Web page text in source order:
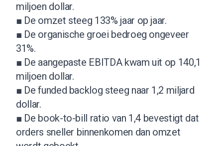
miljoen dollar.
■ De omzet steeg 133% jaar op jaar.
■ De organische groei bedroeg ongeveer
31%.
■ De aangepaste EBITDA kwam uit op 140,1
miljoen dollar.
■ De funded backlog steeg naar 1,2 miljard
dollar.
■ De book-to-bill ratio van 1,4 bevestigt dat
orders sneller binnenkomen dan omzet